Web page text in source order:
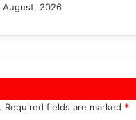
August, 2026
Required fields are marked *